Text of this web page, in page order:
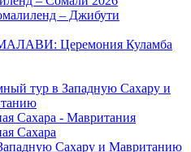
– Джибути
Церемония Куламба
тур в Западную Сахару и
Сахара - Мавритания
Сахара
Сахару и Мавританию